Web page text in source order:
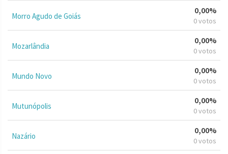
Morro Agudo de Goiás
0,00%
0 votos
Mozarlândia
0,00%
0 votos
Mundo Novo
0,00%
0 votos
Mutunópolis
0,00%
0 votos
Nazário
0,00%
0 votos